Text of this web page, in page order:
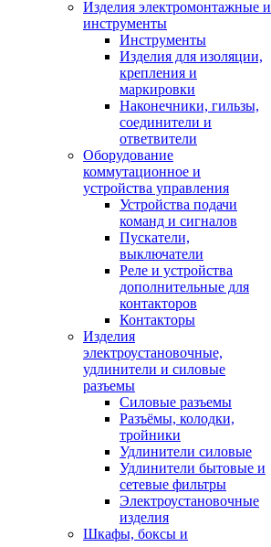
Изделия электромонтажные и
инструменты
Инструменты
Изделия для изоляции,
крепления и
маркировки
Наконечники, гильзы,
соединители и
ответвители
Оборудование
коммутационное и
устройства управления
Устройства подачи
команд и сигналов
Пускатели,
выключатели
Реле и устройства
дополнительные для
контакторов
Контакторы
Изделия
электроустановочные,
удлинители и силовые
разъемы
Силовые разъемы
Разъёмы, колодки,
тройники
Удлинители силовые
Удлинители бытовые и
сетевые фильтры
Электроустановочные
изделия
Шкафы, боксы и